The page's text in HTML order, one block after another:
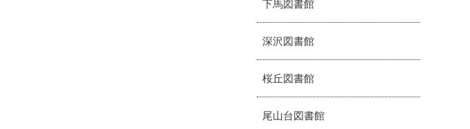
下馬図書館
深沢図書館
桜丘図書館
尾山台図書館